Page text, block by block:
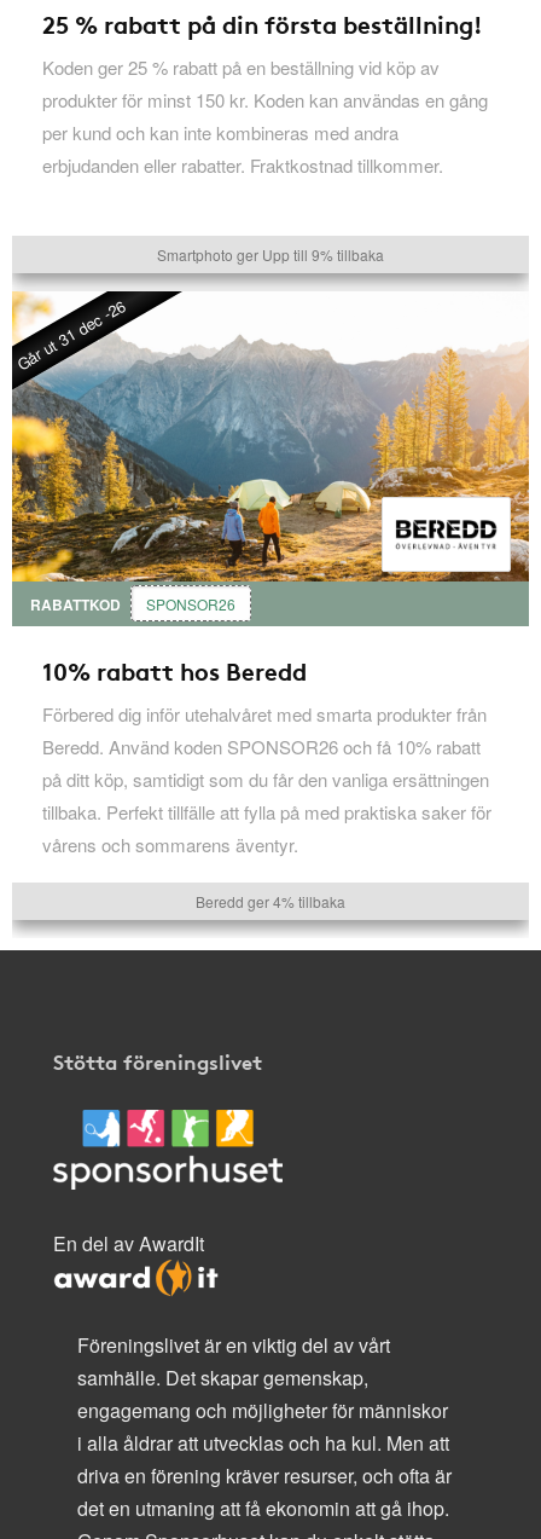
25 % rabatt på din första beställning!
Koden ger 25 % rabatt på en beställning vid köp av
produkter för minst 150 kr. Koden kan användas en gång
per kund och kan inte kombineras med andra
erbjudanden eller rabatter. Fraktkostnad tillkommer.
Smartphoto ger Upp till 9% tillbaka
Går ut 31 dec -26
RABATTKOD SPONSOR26
10% rabatt hos Beredd
Förbered dig inför utehalvåret med smarta produkter från
Beredd. Använd koden SPONSOR26 och få 10% rabatt
på ditt köp, samtidigt som du får den vanliga ersättningen
tillbaka. Perfekt tillfälle att fylla på med praktiska saker för
vårens och sommarens äventyr.
Beredd ger 4% tillbaka
Stötta föreningslivet
En del av AwardIt
Föreningslivet är en viktig del av vårt
samhälle. Det skapar gemenskap,
engagemang och möjligheter för människor
i alla åldrar att utvecklas och ha kul. Men att
driva en förening kräver resurser, och ofta är
det en utmaning att få ekonomin att gå ihop.